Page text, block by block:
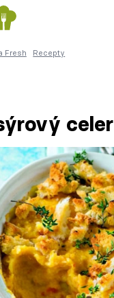
Fresh Recepty
celer